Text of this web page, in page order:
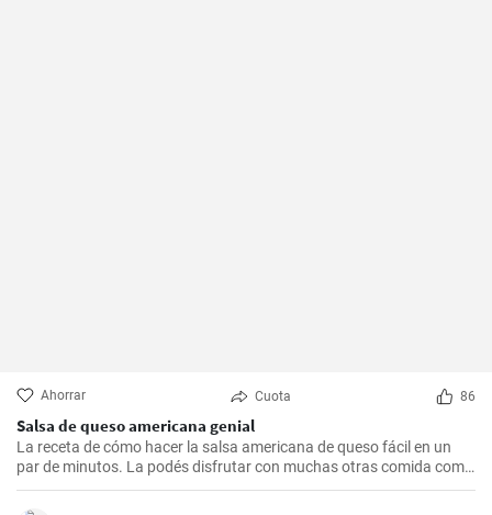
Ahorrar Cuota 86
Salsa de queso americana genial
La receta de cómo hacer la salsa americana de queso fácil en un
par de minutos. La podés disfrutar con muchas otras comida como
por ejemplo la pasta.